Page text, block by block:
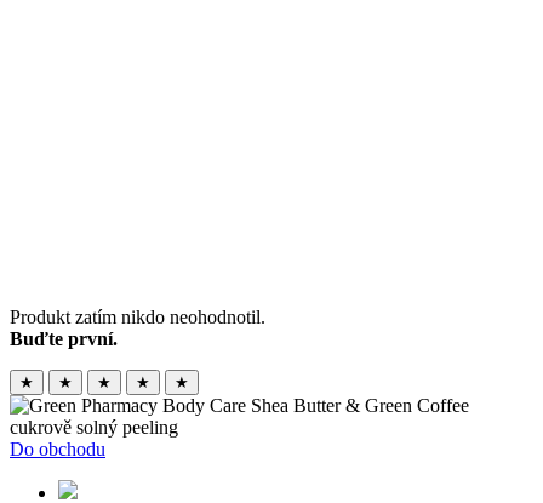
Produkt zatím nikdo neohodnotil.
Buďte první.
★ ★ ★ ★ ★
Do obchodu